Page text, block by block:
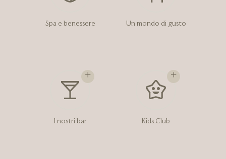
Spa e benessere Un mondo di gusto
I nostri bar Kids Club